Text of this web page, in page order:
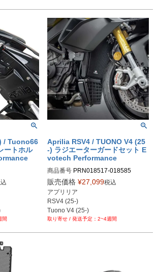
/ Tuono66
ートホル
間
Aprilia RSV4 / TUONO V4 (25
-) ラジエーターガードセット E
votech Performance
商品番号 PRN018517-018585
PRN018517-018585-01
PRN018517-018585-02
PRN018517-018585-03
PRN018517-018585-04
販売価格 ¥27,099税込
アプリリア
RSV4 (25-)
Tuono V4 (25-)
2~4週間